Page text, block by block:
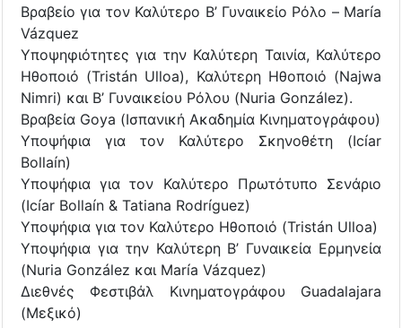
Βραβείο για τον Καλύτερο Β’ Γυναικείο Ρόλο – María
Vázquez
Υποψηφιότητες για την Καλύτερη Ταινία, Καλύτερο
Ηθοποιό (Tristán Ulloa), Καλύτερη Ηθοποιό (Najwa
Nimri) και Β’ Γυναικείου Ρόλου (Nuria González).
Βραβεία Goya (Ισπανική Ακαδημία Κινηματογράφου)
Υποψήφια για τον Καλύτερο Σκηνοθέτη (Icíar
Bollaín)
Υποψήφια για τον Καλύτερο Πρωτότυπο Σενάριο
(Icíar Bollaín & Tatiana Rodríguez)
Υποψήφια για τον Καλύτερο Ηθοποιό (Tristán Ulloa)
Υποψήφια για την Καλύτερη Β’ Γυναικεία Ερμηνεία
(Nuria González και María Vázquez)
Διεθνές Φεστιβάλ Κινηματογράφου Guadalajara
(Μεξικό)